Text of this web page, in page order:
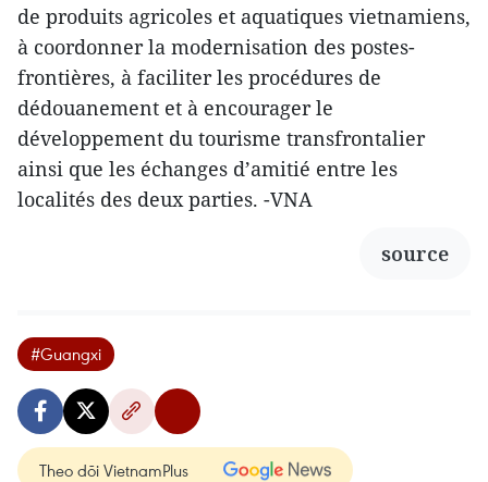
de produits agricoles et aquatiques vietnamiens,
à coordonner la modernisation des postes-
frontières, à faciliter les procédures de
dédouanement et à encourager le
développement du tourisme transfrontalier
ainsi que les échanges d’amitié entre les
localités des deux parties. -VNA
source
#Guangxi
Theo dõi VietnamPlus